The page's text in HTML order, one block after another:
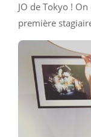
JO de Tokyo !
première